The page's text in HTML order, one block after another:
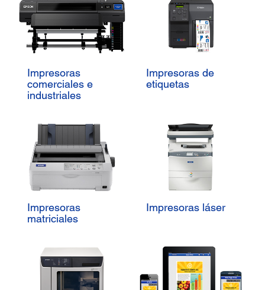
Impresoras
comerciales e
industriales
Impresoras de
etiquetas
Impresoras
matriciales
Impresoras láser